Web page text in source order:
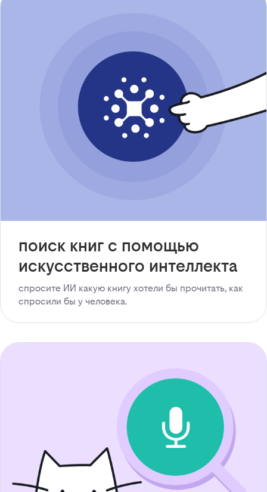
поиск книг с помощью
искусственного интеллекта
спросите ИИ какую книгу хотели бы прочитать, как
спросили бы у человека.